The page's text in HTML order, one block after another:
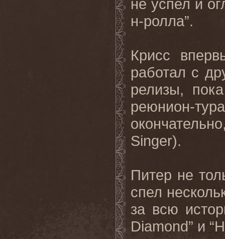
не успел и
н-ролла”.
Крисс
работал с
релизы,
реюнион-
Singer).
Питер не
спел
за всю
Diamond” и